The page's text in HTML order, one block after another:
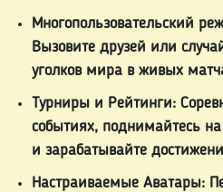
Многопользовательский
Вызовите друзей или
уголков мира в живых
Турниры и Рейтинги:
событиях, поднимайтесь
и зарабатывайте
Настраиваемые Аватары: